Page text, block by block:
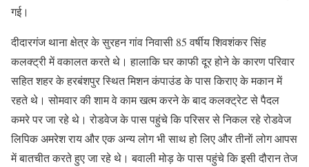
गई।
दीदारगंज थाना क्षेत्र के सुरहन गांव निवासी 85 वर्षीय शिवशंकर सिंह
कलक्ट्री में वकालत करते थे। हालाकि घर काफी दूर होने के कारण परिवार
सहित शहर के हरबंशपुर स्थित मिशन कंपाउंड के पास किराए के मकान में
रहते थे। सोमवार की शाम वे काम खत्म करने के बाद कलक्ट्रेट से पैदल
कमरे पर जा रहे थे। रोडवेज के पास पहुंचे कि परिसर से निकल रहे रोडवेज
लिपिक अमरेश राय और एक अन्य लोग भी साथ हो लिए और तीनाें लोग आपस
में बातचीत करते हुए जा रहे थे। बवाली मोड़ के पास पहुंचे कि इसी दौरान तेज